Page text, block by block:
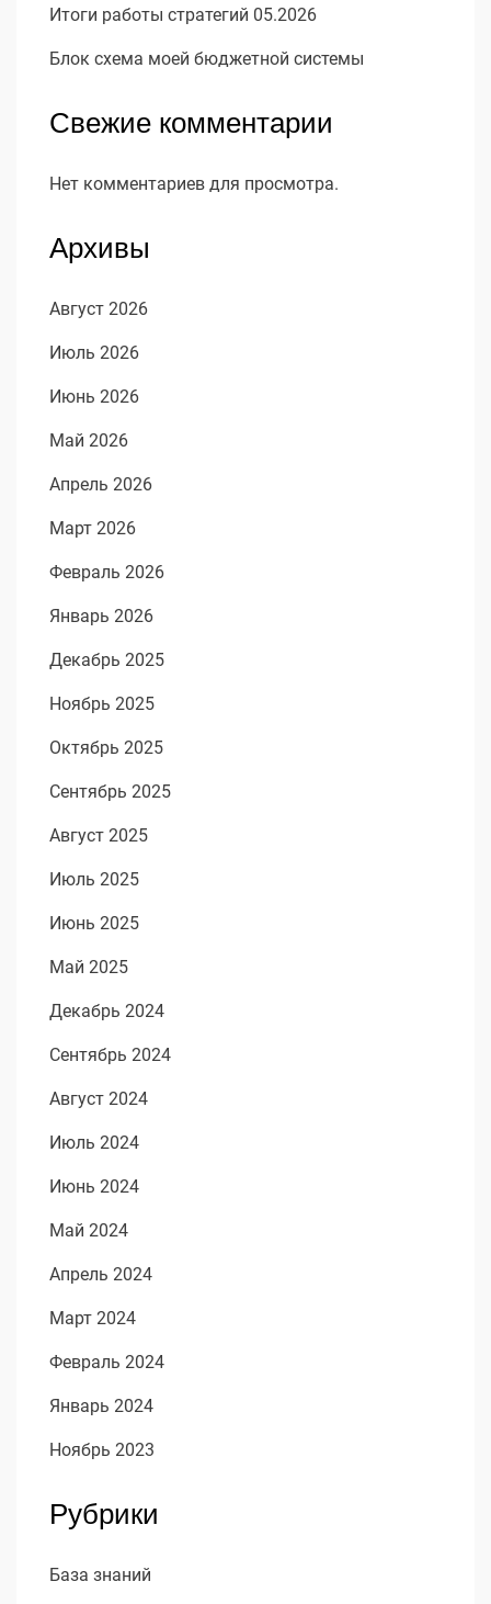
Итоги работы стратегий 05.2026
Блок схема моей бюджетной системы
Свежие комментарии
Нет комментариев для просмотра.
Архивы
Август 2026
Июль 2026
Июнь 2026
Май 2026
Апрель 2026
Март 2026
Февраль 2026
Январь 2026
Декабрь 2025
Ноябрь 2025
Октябрь 2025
Сентябрь 2025
Август 2025
Июль 2025
Июнь 2025
Май 2025
Декабрь 2024
Сентябрь 2024
Август 2024
Июль 2024
Июнь 2024
Май 2024
Апрель 2024
Март 2024
Февраль 2024
Январь 2024
Ноябрь 2023
Рубрики
База знаний